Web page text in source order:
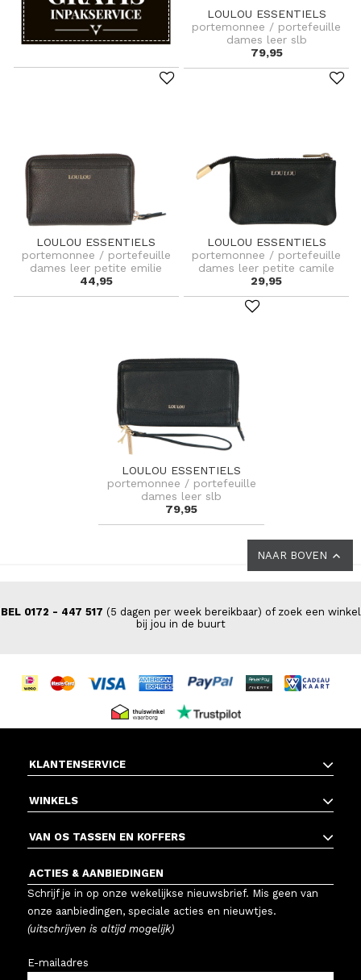
LOULOU ESSENTIELS
portemonnee / portefeuille
dames leer slb
79,95
LOULOU ESSENTIELS
portemonnee / portefeuille
dames leer petite emilie
44,95
LOULOU ESSENTIELS
portemonnee / portefeuille
dames leer petite camile
29,95
LOULOU ESSENTIELS
portemonnee / portefeuille
dames leer slb
79,95
NAAR BOVEN
BEL 0172 - 447 517 (5 dagen per week bereikbaar) of zoek een winkel
bij jou in de buurt
KLANTENSERVICE
WINKELS
VAN OS TASSEN EN KOFFERS
ACTIES & AANBIEDINGEN
Schrijf je in op onze wekelijkse nieuwsbrief. Mis geen van
onze aanbiedingen, speciale acties en nieuwtjes.
(uitschrijven is altijd mogelijk)
E-mailadres